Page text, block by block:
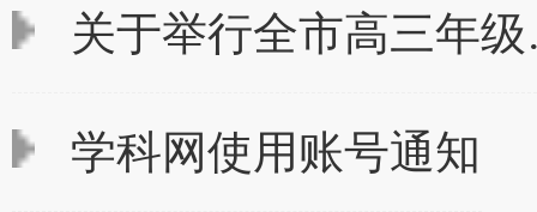
关于举行全市高三年
学科网使用账号通知